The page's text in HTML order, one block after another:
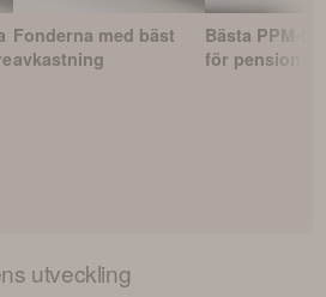
Fonderna med bäst
avkastning
Bästa PPM-
för
utveckling